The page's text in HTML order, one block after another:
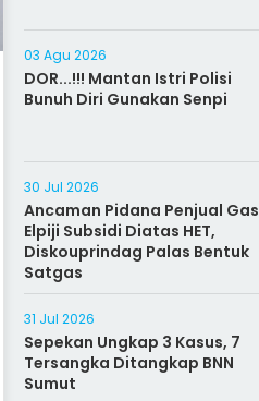
03 Agu 2026
DOR...!!! Mantan Istri Polisi
Bunuh Diri Gunakan Senpi
30 Jul 2026
Ancaman Pidana Penjual Gas
Elpiji Subsidi Diatas HET,
Diskouprindag Palas Bentuk
Satgas
31 Jul 2026
Sepekan Ungkap 3 Kasus, 7
Tersangka Ditangkap BNN
Sumut